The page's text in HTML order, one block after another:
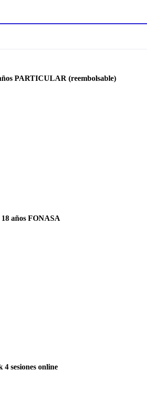
PARTICULAR (reembolsable)
años FONASA
4 sesiones online